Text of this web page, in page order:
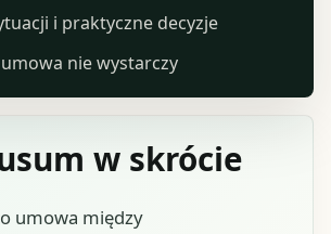
w skrócie
umowa między
i praktyczne decyzje
nie wystarczy